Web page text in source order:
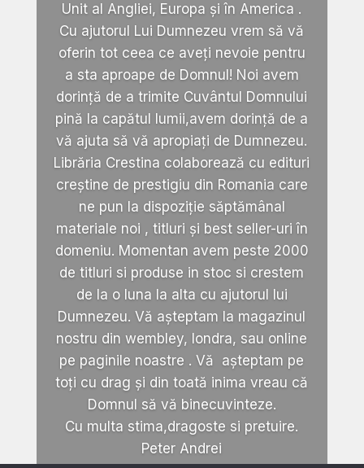
Unit al Angliei, Europa și în America .
Cu ajutorul Lui Dumnezeu vrem să vă
oferin tot ceea ce aveți nevoie pentru
a sta aproape de Domnul! Noi avem
dorință de a trimite Cuvântul Domnului
pină la capătul lumii,avem dorință de a
vă ajuta să vă apropiați de Dumnezeu.
Librăria Crestina colaborează cu edituri
creștine de prestigiu din Romania care
ne pun la dispoziție săptămânal
materiale noi , titluri și best seller-uri în
domeniu. Momentan avem peste 2000
de titluri si produse in stoc si crestem
de la o luna la alta cu ajutorul lui
Dumnezeu. Vă așteptam la magazinul
nostru din wembley, londra, sau online
pe paginile noastre . Vă așteptam pe
toți cu drag și din toată inima vreau că
Domnul să vă binecuvinteze.
Cu multa stima,dragoste si pretuire.
Peter Andrei